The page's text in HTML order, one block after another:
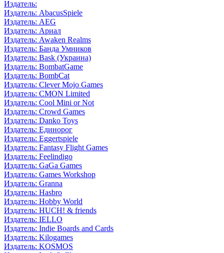
Издатель:
Издатель: AbacusSpiele
Издатель: AEG
Издатель: Ариал
Издатель: Awaken Realms
Издатель: Банда Умников
Издатель: Bask (Украина)
Издатель: BombatGame
Издатель: BombCat
Издатель: Clever Mojo Games
Издатель: CMON Limited
Издатель: Cool Mini or Not
Издатель: Crowd Games
Издатель: Danko Toys
Издатель: Единорог
Издатель: Eggertspiele
Издатель: Fantasy Flight Games
Издатель: Feelindigo
Издатель: GaGa Games
Издатель: Games Workshop
Издатель: Granna
Издатель: Hasbro
Издатель: Hobby World
Издатель: HUCH! & friends
Издатель: IELLO
Издатель: Indie Boards and Cards
Издатель: Kilogames
Издатель: KOSMOS